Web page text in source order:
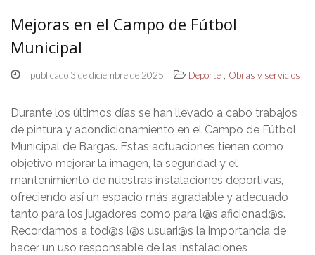
Mejoras en el Campo de Fútbol
Municipal
publicado 3 de diciembre de 2025 Deporte , Obras y servicios
Durante los últimos días se han llevado a cabo trabajos
de pintura y acondicionamiento en el Campo de Fútbol
Municipal de Bargas. Estas actuaciones tienen como
objetivo mejorar la imagen, la seguridad y el
mantenimiento de nuestras instalaciones deportivas,
ofreciendo así un espacio más agradable y adecuado
tanto para los jugadores como para l@s aficionad@s.
Recordamos a tod@s l@s usuari@s la importancia de
hacer un uso responsable de las instalaciones